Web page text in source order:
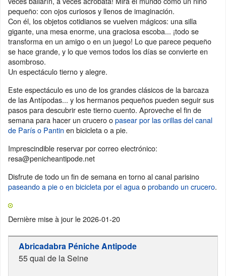
pequeño: con ojos curiosos y llenos de imaginación.
Con él, los objetos cotidianos se vuelven mágicos: una silla
gigante, una mesa enorme, una graciosa escoba... ¡todo se
transforma en un amigo o en un juego! Lo que parece pequeño
se hace grande, y lo que vemos todos los días se convierte en
asombroso.
Un espectáculo tierno y alegre.
Este espectáculo es uno de los grandes clásicos de la barcaza
de las Antípodas... y los hermanos pequeños pueden seguir sus
pasos para descubrir este tierno cuento. Aproveche el fin de
semana para hacer un crucero opasear por las orillas del canal
de París o Pantin en bicicleta o a pie.
Imprescindible reservar por correo electrónico:
resa@penicheantipode.net
Disfrute de todo un fin de semana en torno al canal parisino
paseando a pie o en bicicleta por el aguaoprobando un crucero.
Dernière mise à jour le2026-01-20
Abricadabra Péniche Antipode
55 quai de la Seine